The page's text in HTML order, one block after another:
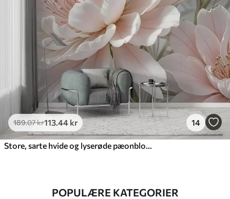
189.07kr113 .44 kr 14
POPULÆRE KATEGORIER